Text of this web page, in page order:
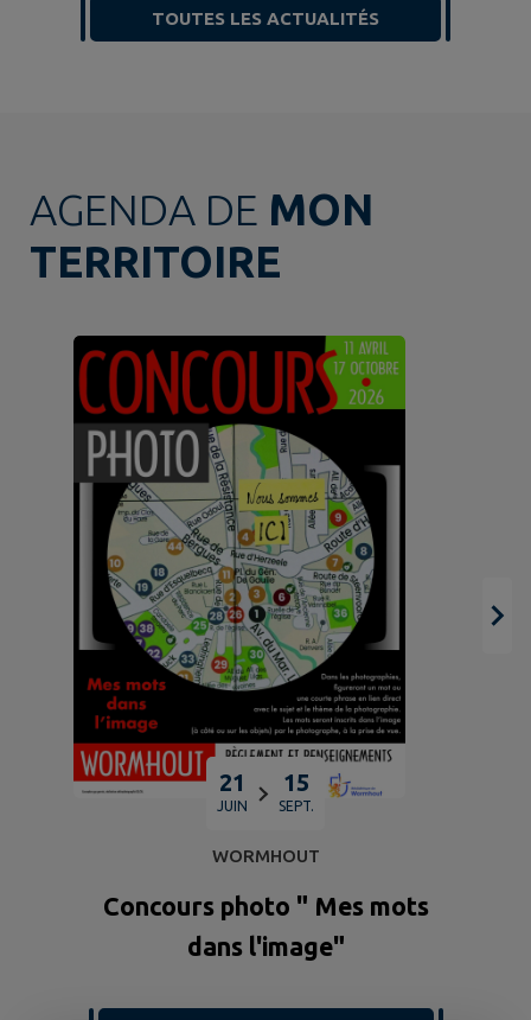
TOUTES LES ACTUALITÉS
AGENDA DE MON
TERRITOIRE
21
JUIN
15
SEPT.
WORMHOUT
Concours photo " Mes mots
dans l'image"